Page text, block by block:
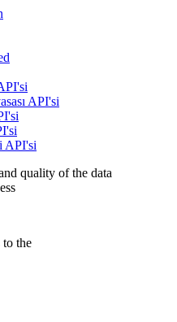
API'si
API'si
quality of the data
to the